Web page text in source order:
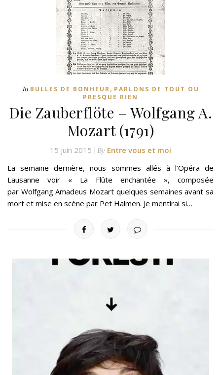
In BULLES DE BONHEUR, PARLONS DE TOUT OU
PRESQUE RIEN
Die Zauberflöte – Wolfgang A.
Mozart (1791)
15 juin 2015 By Entre vous et moi
La semaine dernière, nous sommes allés à l’Opéra de
Lausanne voir « La Flûte enchantée », composée
par Wolfgang Amadeus Mozart quelques semaines avant sa
mort et mise en scène par Pet Halmen. Je mentirai si…